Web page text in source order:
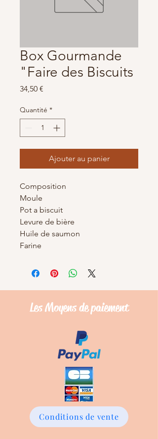
Box Gourmande
"Faire des Biscuits
34,50 €
Quantité *
Ajouter au panier
Composition
Moule
Pot a biscuit
Levure de bière
Huile de saumon
Farine
Les Moyens depaiement
Conditions de vente